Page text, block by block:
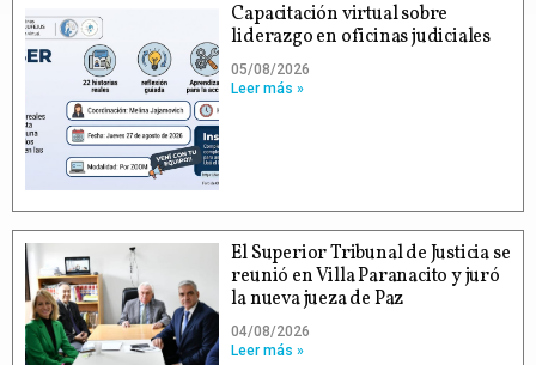
Capacitación virtual sobre
liderazgo en oficinas judiciales
05/08/2026
Leer más »
El Superior Tribunal de Justicia se
reunió en Villa Paranacito y juró
la nueva jueza de Paz
04/08/2026
Leer más »